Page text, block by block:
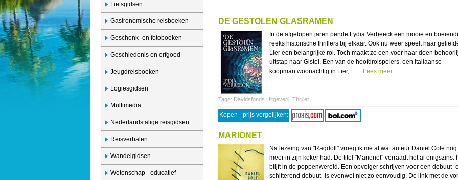
Fietsgidsen
Gastronomische reisboeken
Geschenk -en fotoboeken
Geschiedenis en erfgoed
Jeugdreisboeken
Logiesgidsen
Multimedia
Nederlandstalige reisgidsen
Reisverhalen
Wandelgidsen
Wetenschap - educatief
DE GESTOLEN GLASRAMEN
In de afgelopen jaren pende Lydia Verbeeck een mooie en
reeks historische thrillers bij elkaar. Ook nu weer speelt haar
Lier een belangrijke rol. Toch maakt ze een voor haar doen
uitstap naar Gistel. Een van de hoofdrolspelers, een Italiaanse
koopman woonachtig in Lier, ... ... Lees meer
Tags: Davidsfonds Uitgeverij Thriller
Kopen - prijs vergelijken:
MARIONET
Na lezeing van "Ragdoll" vroeg ik me af wat auteur Daniel Cole nog
meer in zijn koker had. De titel "Marionet" verraadt het al enigszins:
blijft in de poppenwereld. Een opvolger schrijven voor een debuut -
schitterend debuut- is evenwel niet zo eenvoudig. De link met de